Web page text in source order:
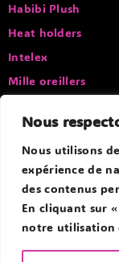
Nous
Nous utilisons
expérience de
des contenus
En cliquant sur
notre utilisation
Habibi Plush
Heat holders
Intelex
Mille oreillers
Sissel
© 2026 Douce